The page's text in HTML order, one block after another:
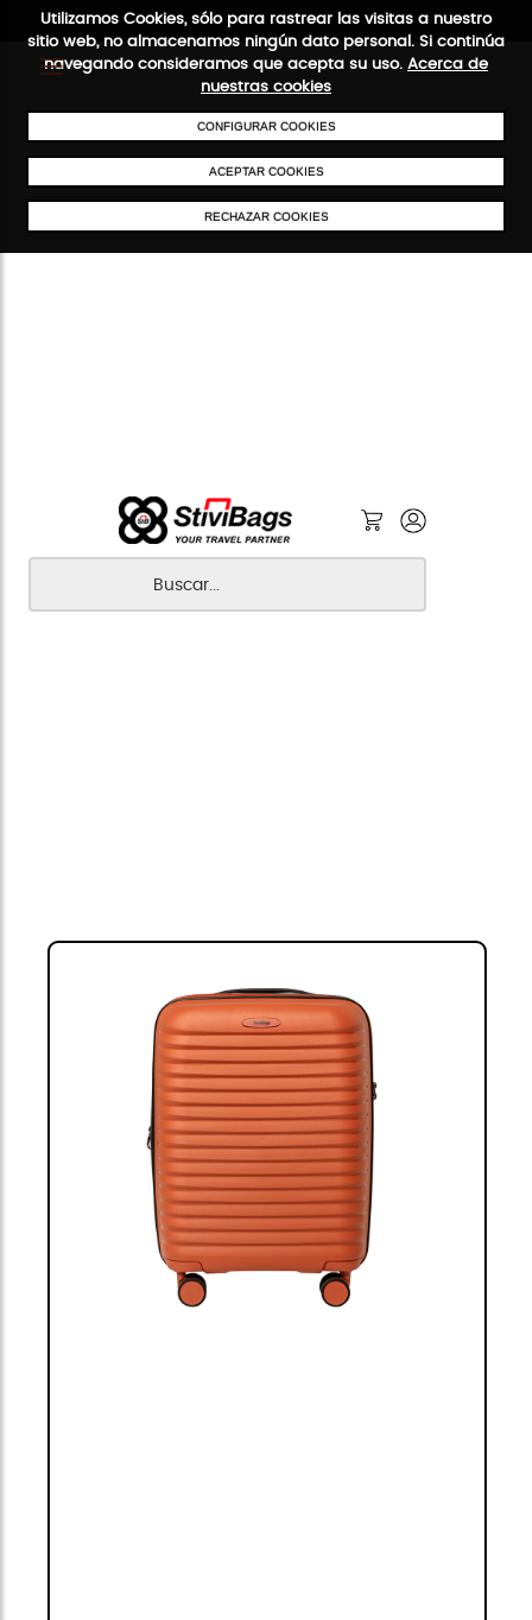
Utilizamos Cookies, sólo para rastrear las visitas a nuestro
sitio web, no almacenamos ningún dato personal. Si continúa
navegando consideramos que acepta su uso. Acerca de
nuestras cookies
CONFIGURAR COOKIES
ACEPTAR COOKIES
RECHAZAR COOKIES
ENVÍOS GRATIS A PARTIR DE 50 €PAGO SEGURO